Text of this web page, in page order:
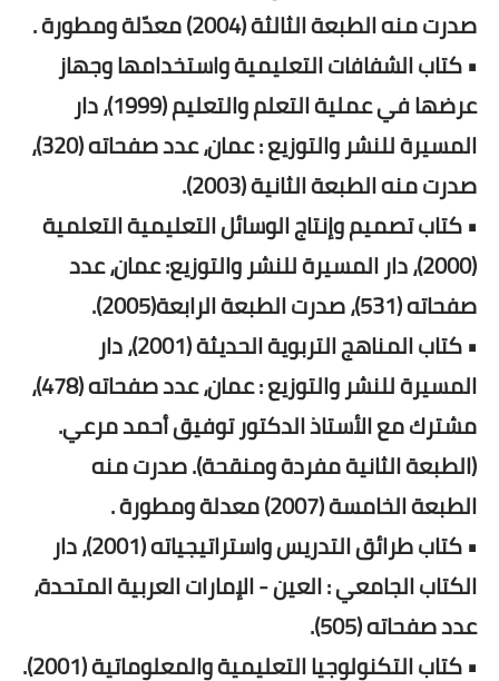
صدرت منه الطبعة الثالثة (2004) معدّلة ومطورة .
• كتاب الشفافات التعليمية واستخدامها وجهاز
عرضها في عملية التعلم والتعليم (1999)، دار
المسيرة للنشر والتوزيع : عمان، عدد صفحاته (320)،
صدرت منه الطبعة الثانية (2003).
• كتاب تصميم وإنتاج الوسائل التعليمية التعلمية
(2000)، دار المسيرة للنشر والتوزيع: عمان، عدد
صفحاته (531)، صدرت الطبعة الرابعة(2005).
• كتاب المناهج التربوية الحديثة (2001)، دار
المسيرة للنشر والتوزيع : عمان، عدد صفحاته (478)،
مشترك مع الأستاذ الدكتور توفيق أحمد مرعي.
(الطبعة الثانية مفردة ومنقحة). صدرت منه
الطبعة الخامسة (2007) معدلة ومطورة .
• كتاب طرائق التدريس واستراتيجياته (2001)، دار
الكتاب الجامعي : العين - الإمارات العربية المتحدة،
عدد صفحاته (505).
• كتاب التكنولوجيا التعليمية والمعلوماتية (2001).